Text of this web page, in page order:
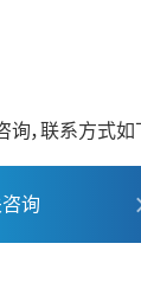
，联系方式如
询